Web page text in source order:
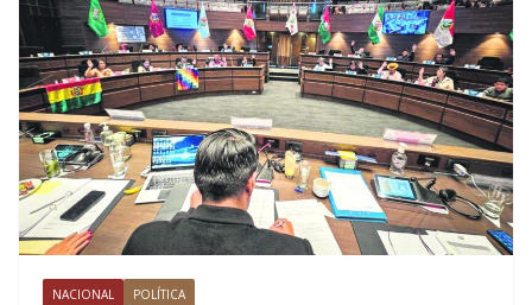
NACIONAL POLÍTICA